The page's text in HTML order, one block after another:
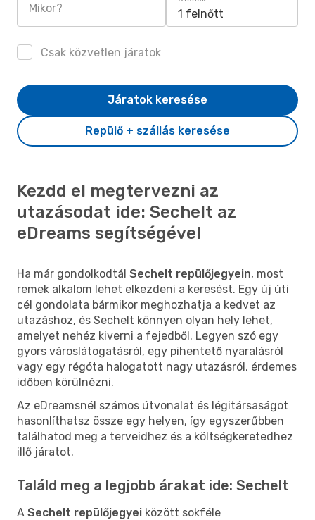
Mikor? 1 felnőtt
Csak közvetlen járatok
Repülő + szállás keresése
Járatok keresése
Kezdd el megtervezni az
utazásodat ide: Sechelt az
eDreams segítségével
Ha már gondolkodtál Sechelt repülőjegyein, most
remek alkalom lehet elkezdeni a keresést. Egy új úti
cél gondolata bármikor meghozhatja a kedvet az
utazáshoz, és Sechelt könnyen olyan hely lehet,
amelyet nehéz kiverni a fejedből. Legyen szó egy
gyors városlátogatásról, egy pihentető nyaralásról
vagy egy régóta halogatott nagy utazásról, érdemes
időben körülnézni.
Az eDreamsnél számos útvonalat és légitársaságot
hasonlíthatsz össze egy helyen, így egyszerűbben
találhatod meg a terveidhez és a költségkeretedhez
illő járatot.
Találd meg a legjobb árakat ide: Sechelt
A Sechelt repülőjegyei között sokféle